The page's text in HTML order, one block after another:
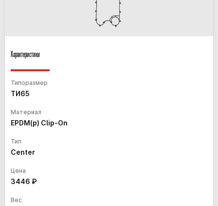
Характеристики
Типоразмер
ТИ65
Материал
EPDM(p) Clip-On
Тип
Center
Цена
3446 ₽
Вес